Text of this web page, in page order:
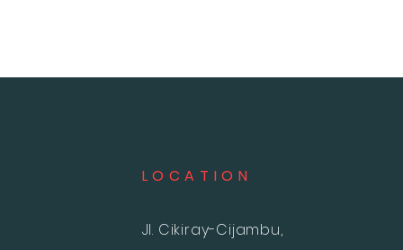
L O C A T I O N
Jl. Cikiray-Cijambu,